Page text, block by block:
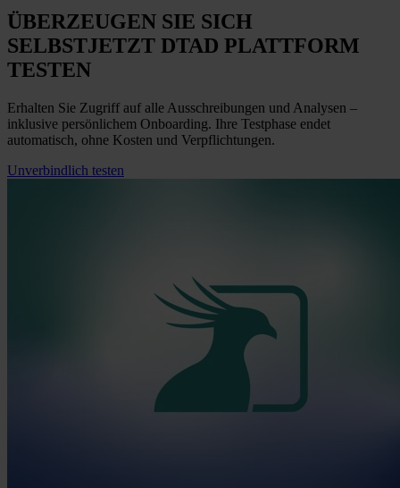
ÜBERZEUGEN SIE SICH
SELBSTJETZT DTAD PLATTFORM
TESTEN
Erhalten Sie Zugriff auf alle Ausschreibungen und Analysen –
inklusive persönlichem Onboarding. Ihre Testphase endet
automatisch, ohne Kosten und Verpflichtungen.
Unverbindlich testen